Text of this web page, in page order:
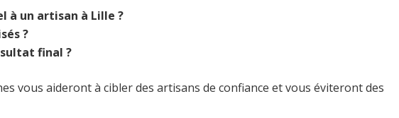
à un artisan à Lille ?
?
final ?
vous aideront à cibler des artisans de confiance et vous éviteront des